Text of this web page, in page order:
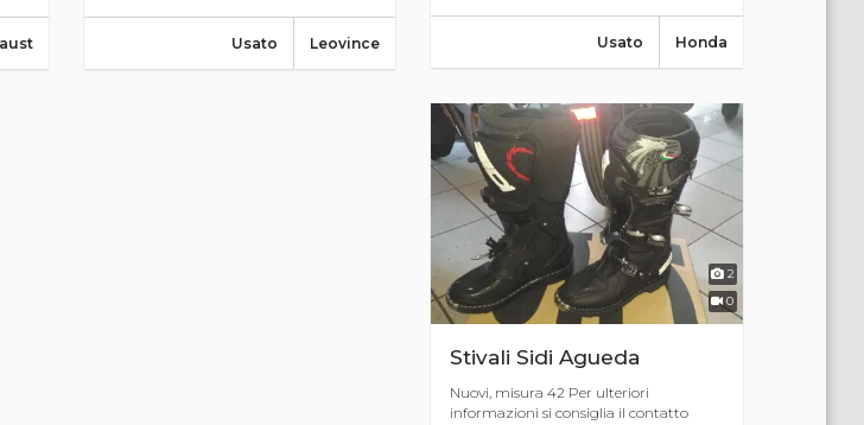
Leovince
Usato Honda
Usato
2
0
Stivali Sidi Agueda
Nuovi, misura 42 Per ulteriori
informazioni si consiglia il contatto